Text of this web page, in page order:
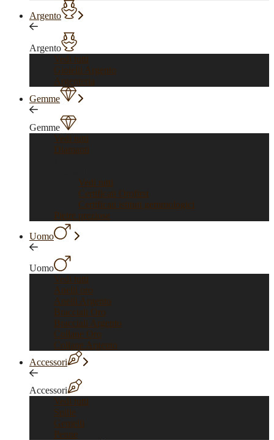
Argento
Argento
Vedi tutti
Gioielli Argento
Argenteria
Gemme
Gemme
Vedi tutti
Diamanti
Vedi tutti
Certificati Orofirst
Certificati istituti gemmologici
Pietre preziose
Uomo
Uomo
Vedi tutti
Anelli oro
Anelli Argento
Bracciali Oro
Bracciali Argento
Collane Oro
Collane Argento
Accessori
Accessori
Vedi tutti
Spille
Gemelli
Penne